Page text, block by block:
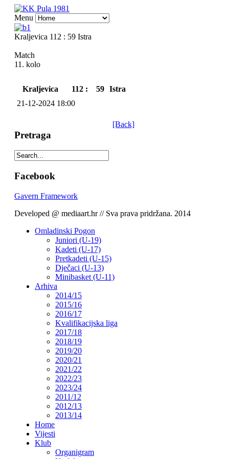
Menu
Kraljevica 112 : 59 Istra
Match
11. kolo
Kraljevica 112 : 59 Istra
21-12-2024 18:00
[Back]
Pretraga
Facebook
Gavern Framework
Developed @ mediaart.hr // Sva prava pridržana. 2014
Omladinski Pogon
Juniori (U-19)
Kadeti (U-17)
Pretkadeti (U-15)
Dječaci (U-13)
Minibasket (U-11)
Arhiva
2014/15
2015/16
2016/17
Kvalifikacijska liga
2017/18
2018/19
2019/20
2020/21
2021/22
2022/23
2023/24
2011/12
2012/13
2013/14
Home
Vijesti
Klub
Organigram